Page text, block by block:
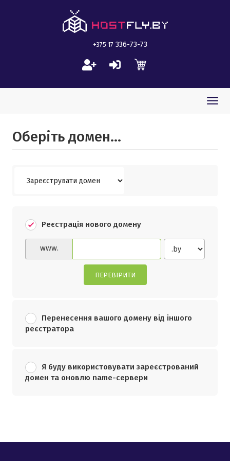
+375 17 336-73-73
Оберіть домен...
Реєстрація нового домену
www.
ПЕРЕВІРИТИ
Перенесення вашого домену від іншого
реєстратора
Я буду використовувати зареєстрований
домен та оновлю name-сервери